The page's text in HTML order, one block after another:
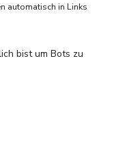
automatisch in Links
bist um Bots zu